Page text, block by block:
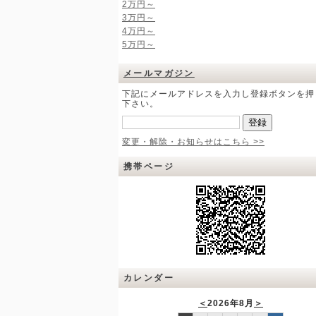
2万円～
3万円～
4万円～
5万円～
メールマガジン
下記にメールアドレスを入力し登録ボタンを
下さい。
変更・解除・お知らせはこちら >>
携帯ページ
カレンダー
＜ 2026年8月 ＞